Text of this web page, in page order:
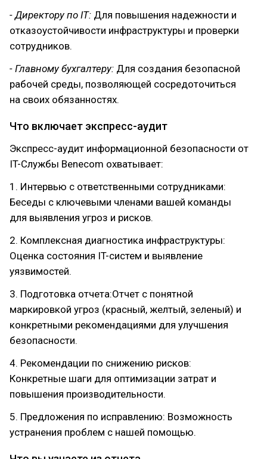
- Директору по IT: Для повышения надежности и
отказоустойчивости инфраструктуры и проверки
сотрудников.
- Главному бухгалтеру: Для создания безопасной
рабочей среды, позволяющей сосредоточиться
на своих обязанностях.
Что включает экспресс-аудит
Экспресс-аудит информационной безопасности от
IT-Службы Benecom охватывает:
1. Интервью с ответственными сотрудниками:
Беседы с ключевыми членами вашей команды
для выявления угроз и рисков.
2. Комплексная диагностика инфраструктуры:
Оценка состояния IT-систем и выявление
уязвимостей.
3. Подготовка отчета:Отчет с понятной
маркировкой угроз (красный, желтый, зеленый) и
конкретными рекомендациями для улучшения
безопасности.
4. Рекомендации по снижению рисков:
Конкретные шаги для оптимизации затрат и
повышения производительности.
5. Предложения по исправлению: Возможность
устранения проблем с нашей помощью.